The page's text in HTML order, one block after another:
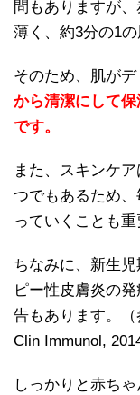
問もありますが
薄く、約3分の1の
そのため、肌がデ
から清潔にして
です。
また、スキンケ
つでもあるため
っていくことも重
ちなみに、新生
ピー性皮膚炎の
告もあります。
Clin Immunol,
しっかりと赤ち